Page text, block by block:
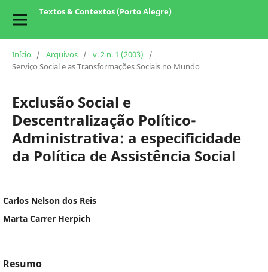
Textos & Contextos (Porto Alegre)
Início / Arquivos / v. 2 n. 1 (2003)
/
Serviço Social e as Transformações Sociais no Mundo
Exclusão Social e
Descentralização Político-
Administrativa: a especificidade
da Política de Assistência Social
Carlos Nelson dos Reis
Marta Carrer Herpich
Resumo